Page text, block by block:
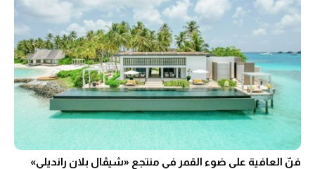
فنّ العافية على ضوء القمر في منتجع «شيڤال بلان رانديلي»